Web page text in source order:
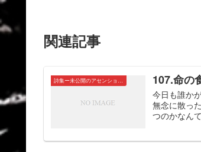
関連記事
詩集ー未公開のアセンションたちー 107.命の
今日も誰か
無念に散っ
つのかなん